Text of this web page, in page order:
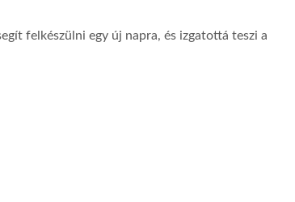
felkészülni egy új napra, és izgatottá teszi a